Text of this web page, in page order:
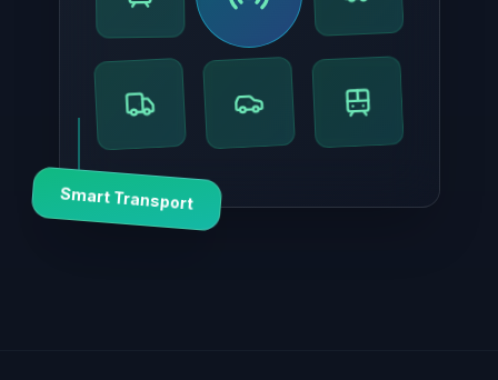
Smart Transport